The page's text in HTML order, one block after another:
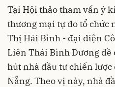
Tại Hội thảo tham vấn ý
thương mại tự do tổ chức
Thị Hải Bình - đại diện
Liên Thái Bình Dương đề
hút nhà đầu tư chiến
Nẵng. Theo vị này, nhà